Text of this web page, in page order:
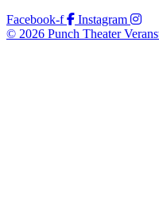
Facebook-f
Instagram
© 2026 Punch Theater